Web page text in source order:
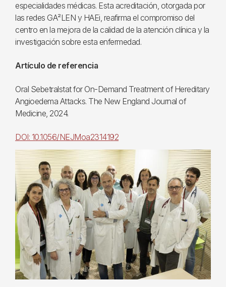
especialidades médicas. Esta acreditación, otorgada por
las redes GA²LEN y HAEi, reafirma el compromiso del
centro en la mejora de la calidad de la atención clínica y la
investigación sobre esta enfermedad.
Artículo de referencia
Oral Sebetralstat for On-Demand Treatment of Hereditary
Angioedema Attacks. The New England Journal of
Medicine, 2024.
DOI: 10.1056/NEJMoa2314192